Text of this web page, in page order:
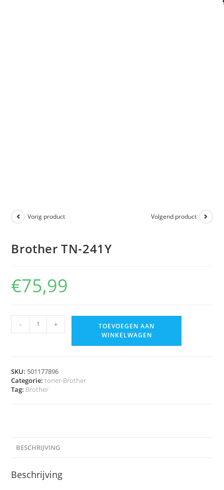
Vorig product Volgend product
Brother TN-241Y
€75,99
- +
TOEVOEGEN AAN
WINKELWAGEN
SKU: 501177896
Categorie:toner-Brother
Tag: Brother
BESCHRIJVING
Beschrijving